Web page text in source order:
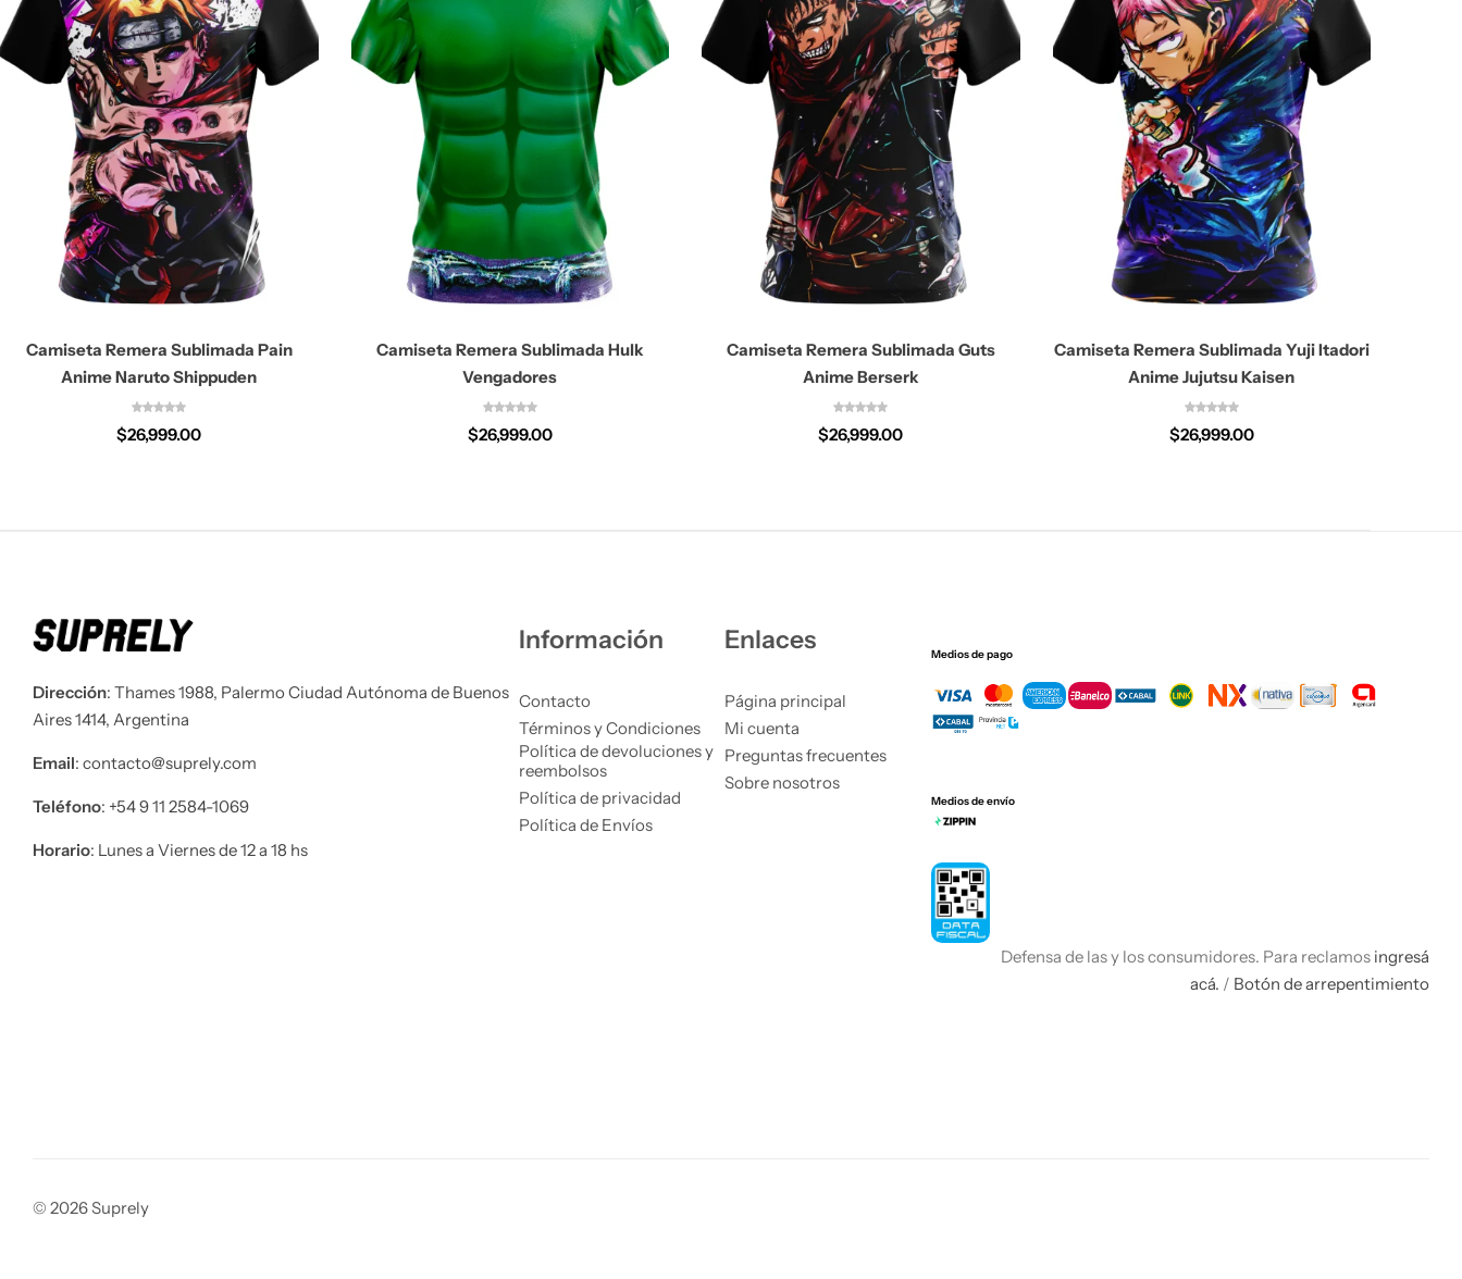
Camiseta Remera Sublimada Pain
Anime Naruto Shippuden
$26,999.00
Camiseta Remera Sublimada Hulk
Vengadores
$26,999.00
Camiseta Remera Sublimada Guts
Anime Berserk
$26,999.00
Camiseta Remera Sublimada Yuji Itadori
Anime Jujutsu Kaisen
$26,999.00
Dirección: Thames 1988, Palermo Ciudad Autónoma de Buenos
Aires 1414, Argentina
Email: contacto@suprely.com
Teléfono​: +54 9 11 2584-1069
Horario: Lunes a Viernes de 12 a 18 hs
Información
Contacto
Términos y Condiciones
Política de devoluciones y
reembolsos
Política de privacidad
Política de Envíos
Enlaces
Página principal
Mi cuenta
Preguntas frecuentes
Sobre nosotros
Medios de pago
Medios de envío
Defensa de las y los consumidores. Para reclamos ingresá
acá. / Botón de arrepentimiento
© 2026 Suprely